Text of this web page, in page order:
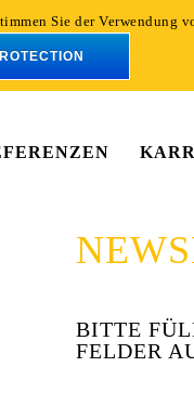
BITTE
FELDER
Sie der Verwendung